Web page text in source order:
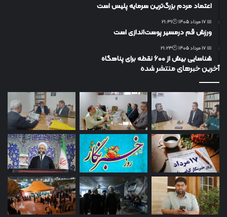
اعتماد مردم بزرگ‌ترین سرمایه پلیس است
📅 17 مرداد 1405 🕙21:31
ورزش قم درمسیر پوست‌اندازی است
📅 17 مرداد 1405 🕙21:23
شناسایی بیش از ۶۰۰ نقطه برای پناهگاه
آخرین خبرهای منتشر شده